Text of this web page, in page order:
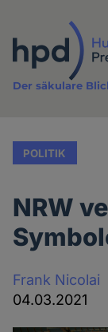
Inhalt
Der säkulare
POLITIK
NRW
Frank Nicolai
04.03.2021